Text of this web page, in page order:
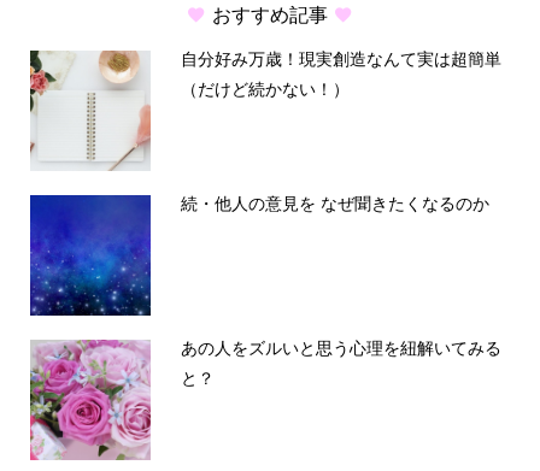
おすすめ記事
自分好み万歳！現実創造なんて実は超簡単
（だけど続かない！）
続・他人の意見を なぜ聞きたくなるのか
あの人をズルいと思う心理を紐解いてみる
と？